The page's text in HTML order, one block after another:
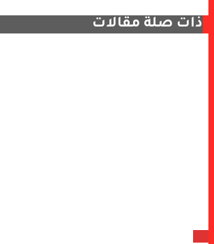
ذات صلة مقالات